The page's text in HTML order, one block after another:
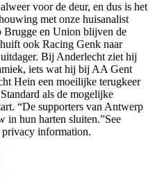
voor de deur, en dus is het
met onze huisanalist
Brugge en Union blijven de
ook Racing Genk naar
Bij Anderlecht ziet hij
iets wat hij bij AA Gent
Hein een moeilijke terugkeer
als de mogelijke
“De supporters van Antwerp
in hun harten sluiten.”See
information.